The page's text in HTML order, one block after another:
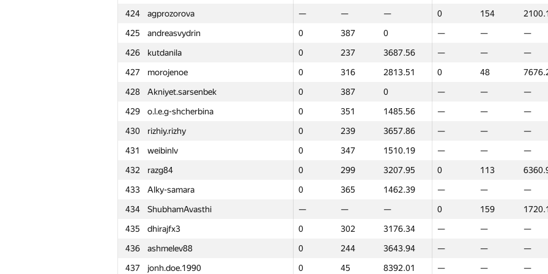
424
agprozorova — — — 0 154
425
andreasvydrin 0 387 0 — — —
426
kutdanila 0 237 3687.56 — — —
427
morojenoe 0 316 2813.51 0 48
428
Akniyet.sarsenbek 0 387 0 — — —
429
o.l.e.g-shcherbina 0 351 1485.56 — — —
430
rizhiy.rizhy 0 239 3657.86 — — —
431
weibinlv 0 347 1510.19 — — —
432
razg84 0 299 3207.95 0 113
433
Alky-samara 0 365 1462.39 — — —
434
ShubhamAvasthi — — — 0 159
435
dhirajfx3 0 302 3176.34 — — —
436
ashmelev88 0 244 3643.94 — — —
437
jonh.doe.1990 0 45 8392.01 — — —
401 Anton Älgmyr 0 162 4268.55 — — —
402
Надим 0 359 1485.26 — — —
403
vaniapsp 0 351 1485.56 — — —
404
d.shatty 0 192 3831.3 — — —
405
Ivan Fekete 0 253 3542.12 — — —
406
r.mammadov2016 — — — 0 173 310.66
407
anatolijs.gorbunovs 0 315 2825.65 0 51
408
igorjan94 — — — 0 60
409
dmitrifarafonov 0 232 3716.23 — — —
410
alex.zabashta 0 200 3823.88 0 94
411
dmitry.semenov.ru 0 387 0 — — —
412
misha-trapeznikov 0 75 7382.96 0 82
413
bogdick 0 266 3394.19 — — —
414
reijnUl 0 184 3839.47 0 66